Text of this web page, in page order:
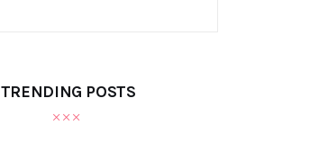
TRENDING POSTS